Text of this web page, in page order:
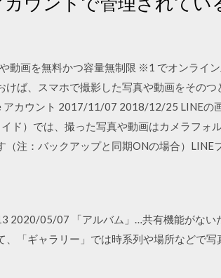
動画を無料かつ容量無制限 ※1 でオンライ
けば、スマホで撮影した写真や動画をその
アカウント 2017/11/07 2018/12/25 LINEの
ド）では、撮った写真や動画はカメラフォ
（注：バックアップと同期ONの場合）LINE
05/07 「アルバム」…共有機能がない
、「ギャラリー」では時系列や場所などで